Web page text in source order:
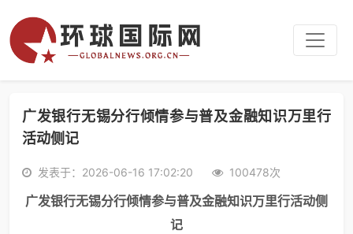
广发银行无锡分行倾情参与普及金融知识万里行
活动侧记
发表于：2026-06-16 17:02:20 100478次
广发银行无锡分行倾情参与普及金融知识万里行活动侧
记